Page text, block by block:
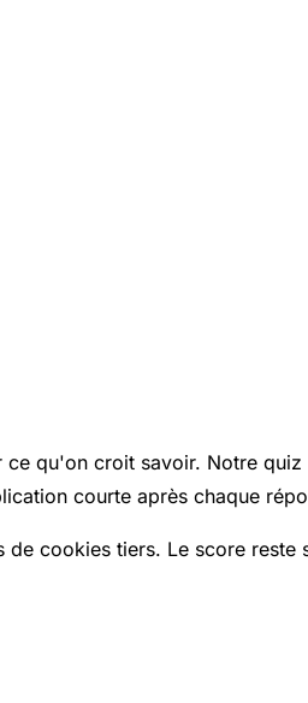
qu'on croit savoir. Notre
courte après chaque
cookies tiers. Le score reste